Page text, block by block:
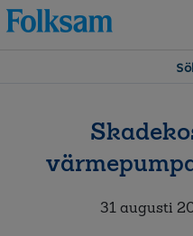
Till
navigation
Till
innehåll
31 augusti